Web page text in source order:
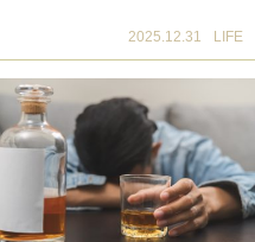
2025.12.31 LIFE